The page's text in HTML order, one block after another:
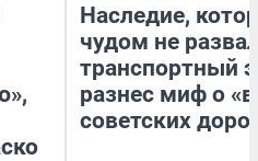
Наследие,
чудом не
транспортный
разнес миф о
советских